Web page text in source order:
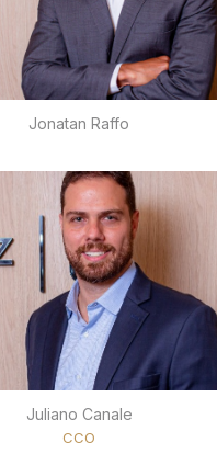
Jonatan Raffo
Juliano Canale
CCO